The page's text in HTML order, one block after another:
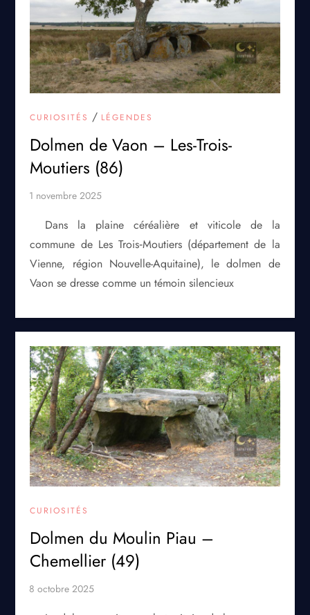
CURIOSITÉS / LÉGENDES
Dolmen de Vaon – Les-Trois-
Moutiers (86)
Dans la plaine céréalière et viticole de la
commune de Les Trois‑Moutiers (département de la
Vienne, région Nouvelle-Aquitaine), le dolmen de
Vaon se dresse comme un témoin silencieux
CURIOSITÉS
Dolmen du Moulin Piau –
Chemellier (49)